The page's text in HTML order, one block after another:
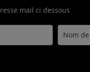
mail ci dessous